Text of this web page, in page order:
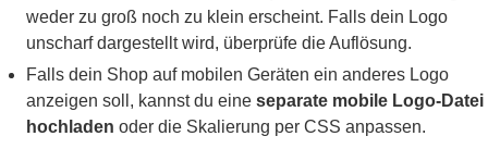
weder zu groß noch zu klein erscheint. Falls dein Logo
unscharf dargestellt wird, überprüfe die Auflösung.
Falls dein Shop auf mobilen Geräten ein anderes Logo
anzeigen soll, kannst du eine separate mobile Logo-Datei
hochladen oder die Skalierung per CSS anpassen.